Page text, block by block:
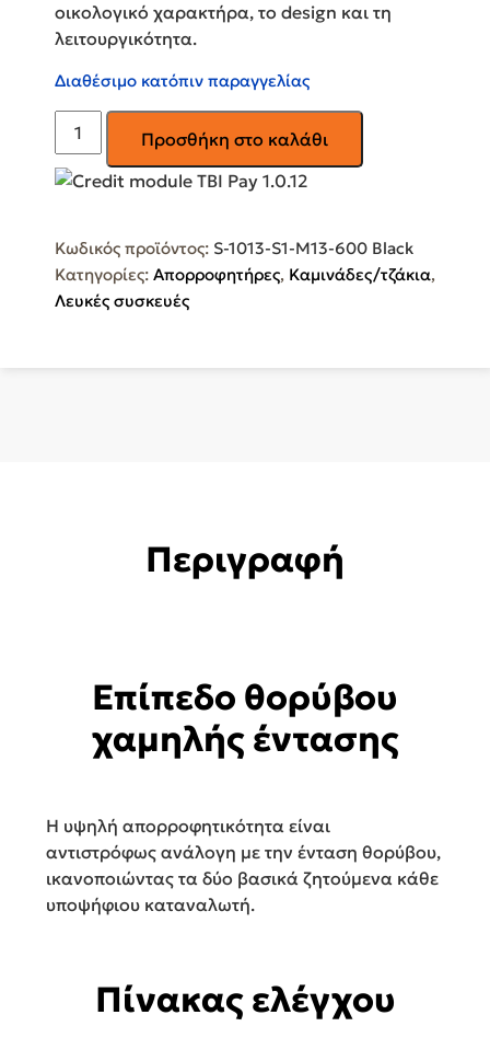
οικολογικό χαρακτήρα, το design και τη
λειτουργικότητα.
Διαθέσιμο κατόπιν παραγγελίας
GRUPPE
Armonia
60
60cm
S-
1013-
Προσθήκη στο καλάθι
Κωδικός προϊόντος: S-1013-S1-M13-600 Black
Κατηγορίες: Απορροφητήρες, Καμινάδες/τζάκια,
Λευκές συσκευές
Περιγραφή
Επίπεδο θορύβου
χαμηλής έντασης
Η υψηλή απορροφητικότητα είναι
αντιστρόφως ανάλογη με την ένταση θορύβου,
ικανοποιώντας τα δύο βασικά ζητούμενα κάθε
υποψήφιου καταναλωτή.
Πίνακας ελέγχου